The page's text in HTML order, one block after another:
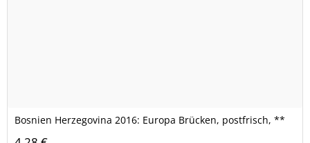
Bosnien Herzegovina 2016: Europa Brücken, postfrisch, **